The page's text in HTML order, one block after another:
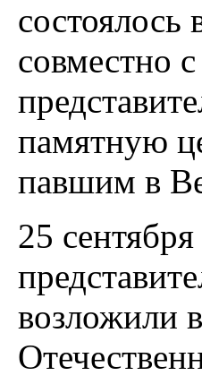
состоялось
совместно
памятную
павшим в
25
возложили